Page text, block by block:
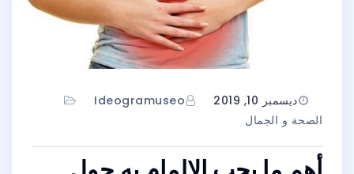
ديسمبر 10, 2019
Ideogramuseo
الصحة و الجمال